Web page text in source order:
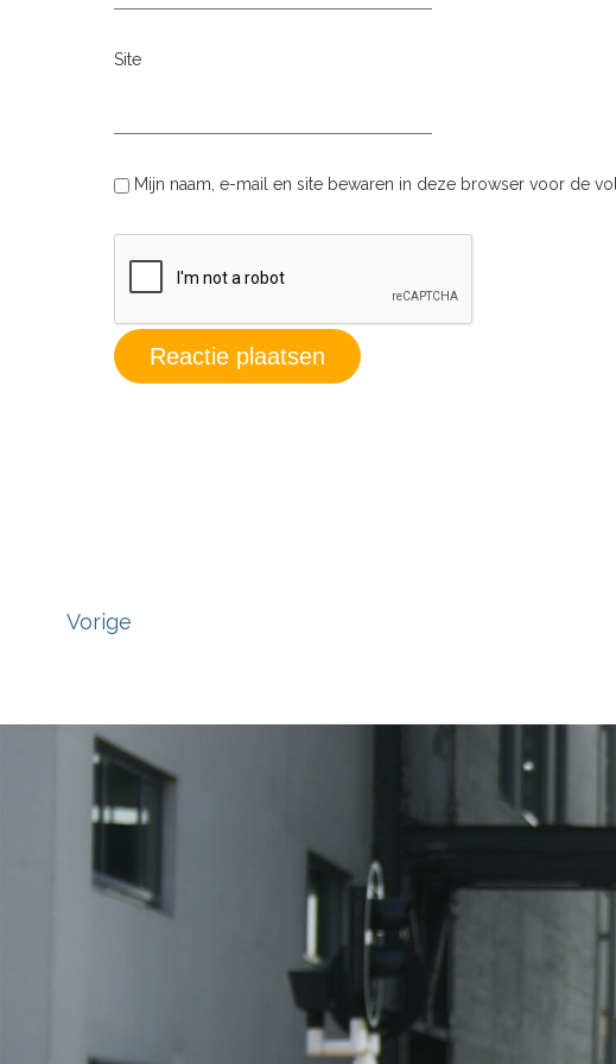
Site
Mijn naam, e-mail en site bewaren in deze browser voor de
Vorige